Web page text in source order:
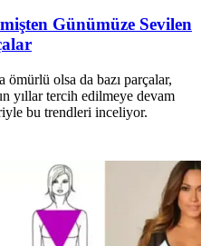
Günümüze Sevilen
olsa da bazı parçalar,
yıllar tercih edilmeye devam
bu trendleri inceliyor.